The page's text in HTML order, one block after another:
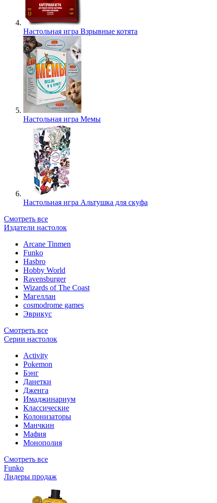
Настольная игра Взрывные котята
Настольная игра Мемы
Настольная игра Альтушка для скуфа
Смотреть все
Издатели настолок
Arcane Tinmen
Funko
Hasbro
Hobby World
Ravensburger
Wizards of The Coast
Магеллан
сosmodrome games
Эврикус
Смотреть все
Серии настолок
Activity
Pokemon
Бэнг
Данетки
Дженга
Имаджинариум
Классические
Колонизаторы
Манчкин
Мафия
Монополия
Смотреть все
Funko
Лидеры продаж